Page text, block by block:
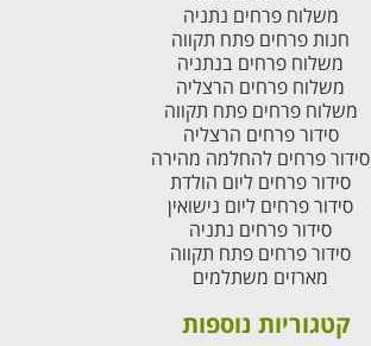
משלוח פרחים נתניה
חנות פרחים פתח תקווה
משלוח פרחים בנתניה
משלוח פרחים הרצליה
משלוח פרחים פתח תקווה
סידור פרחים הרצליה
סידור פרחים להחלמה מהירה
סידור פרחים ליום הולדת
סידור פרחים ליום נישואין
סידור פרחים נתניה
סידור פרחים פתח תקווה
מארזים משתלמים
קטגוריות נוספות